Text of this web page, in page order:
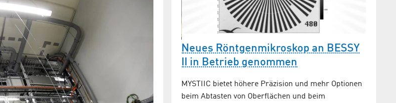
Suche nach dem Material der
Johanna Wanka
Neues Röntgenmikroskop an BESSY
II in Betrieb genommen
MYSTIIC bietet höhere Präzision und mehr Optionen
beim Abtasten von Oberflächen und beim